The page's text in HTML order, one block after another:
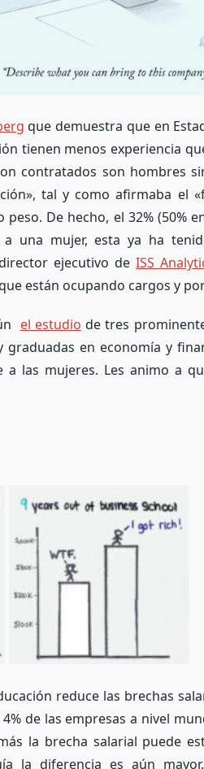
que demuestra que en
tienen menos experiencia
contratados son hombres
tal y como afirmaba el
De hecho, el 32% (50%
una mujer, esta ya ha
ejecutivo de ISS
están ocupando cargos y
el estudio de tres
en economía y
a las mujeres. Les animo a
reduce las brechas
de las empresas a nivel
la brecha salarial puede
la diferencia es aún